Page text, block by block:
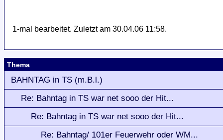
1-mal bearbeitet. Zuletzt am 30.04.06 11:58.
Thema
BAHNTAG in TS (m.B.l.)
Re: Bahntag in TS war net sooo der Hit...
Re: Bahntag in TS war net sooo der Hit...
Re: Bahntag/ 101er Feuerwehr oder WM...